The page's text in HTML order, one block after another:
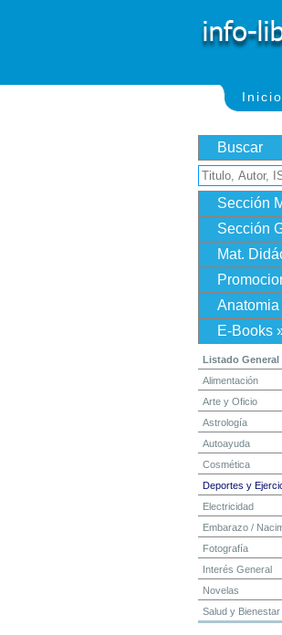
Inicio
Buscar
Sección
Sección
Mat.
Anatomia
E-Books
Listado General
Alimentación
Arte y Oficio
Astrología
Autoayuda
Cosmética
Deportes y
Electricidad
Embarazo /
Fotografía
Interés General
Novelas
Salud y Bienestar